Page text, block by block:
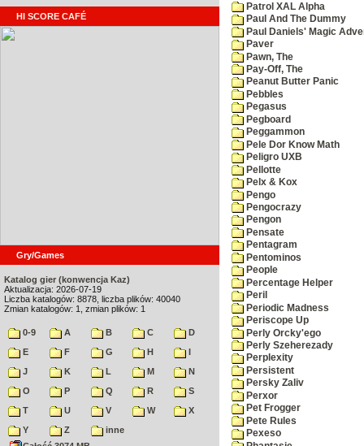
HI SCORE CAFÉ
Gry/Games
Katalog gier (konwencja Kaz)
Aktualizacja: 2026-07-19
Liczba katalogów: 8878, liczba plików: 40040
Zmian katalogów: 1, zmian plików: 1
0-9 A B C
D
E
F G H
I
J
K L M
N
O
P Q R
S
T
U V W
X
Y
Z
inne
Patrol XAL Alpha
Paul And The Dummy
Paul Daniels' Magic
Paver
Pawn, The
Pay-Off, The
Peanut Butter Panic
Pebbles
Pegasus
Pegboard
Peggammon
Pele Dor Know Math
Peligro UXB
Pellotte
Pelx & Kox
Pengo
Pengocrazy
Pengon
Pensate
Pentagram
Pentominos
People
Percentage Helper
Peril
Periodic Madness
Periscope Up
Perly Orcky'ego
Perly Szeherezady
Perplexity
Persistent
Persky Zaliv
Perxor
Pet Frogger
Pete Rules
Pexeso